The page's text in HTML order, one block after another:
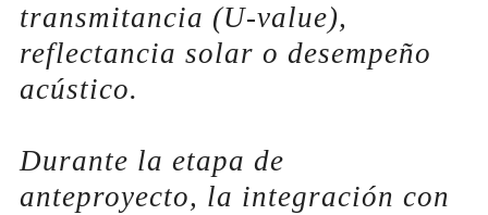
transmitancia (U-value),
reflectancia solar o desempeño
acústico.
Durante la etapa de
anteproyecto, la integración con